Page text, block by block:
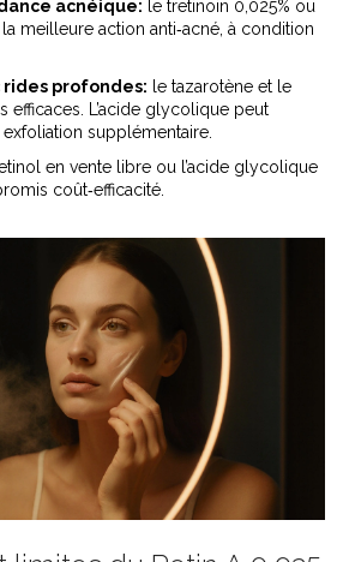
acnéique: le tretinoin 0,025% ou
meilleure action anti‑acné, à condition
rides profondes: le tazarotène et le
efficaces. L’acide glycolique peut
supplémentaire.
en vente libre ou l’acide glycolique
coût‑efficacité.